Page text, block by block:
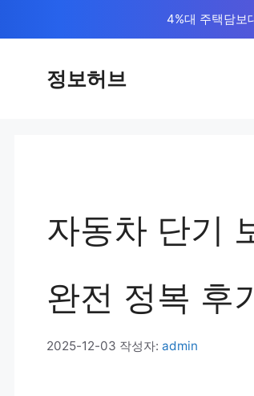
4%대 주택담보
정보허브
자동차 단기
완전 정복 후
2025-12-03 작성자: admin